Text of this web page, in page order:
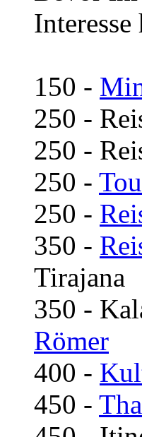
150 -
250 -
250 -
250 -
250 -
350 -
Tirajana
350 -
Römer
400 -
450 -